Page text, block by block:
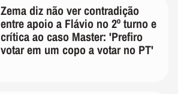
Zema diz não ver contradição
entre apoio a Flávio no 2º turno e
crítica ao caso Master: 'Prefiro
votar em um copo a votar no PT'